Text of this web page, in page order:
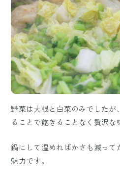
野菜は大根と白菜のみでしたが
ることで飽きることなく贅沢な
鍋にして温めればかさも減って
魅力です。